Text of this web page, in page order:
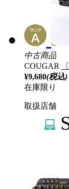
中古商品
COUGAR
¥9,680(税込)
在庫限り
取扱店舗